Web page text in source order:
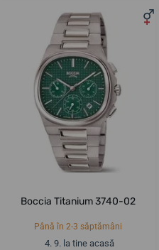
Boccia Titanium 3740-02
Până în 2-3 săptămâni
4. 9. la tine acasă